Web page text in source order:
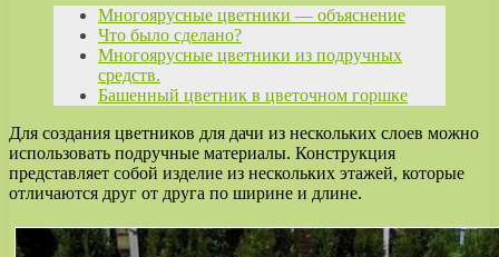
Многоярусные цветники — объяснение
Что было сделано?
Многоярусные цветники из подручных
средств.
Башенный цветник в цветочном горшке
Для создания цветников для дачи из нескольких слоев можно
использовать подручные материалы. Конструкция
представляет собой изделие из нескольких этажей, которые
отличаются друг от друга по ширине и длине.